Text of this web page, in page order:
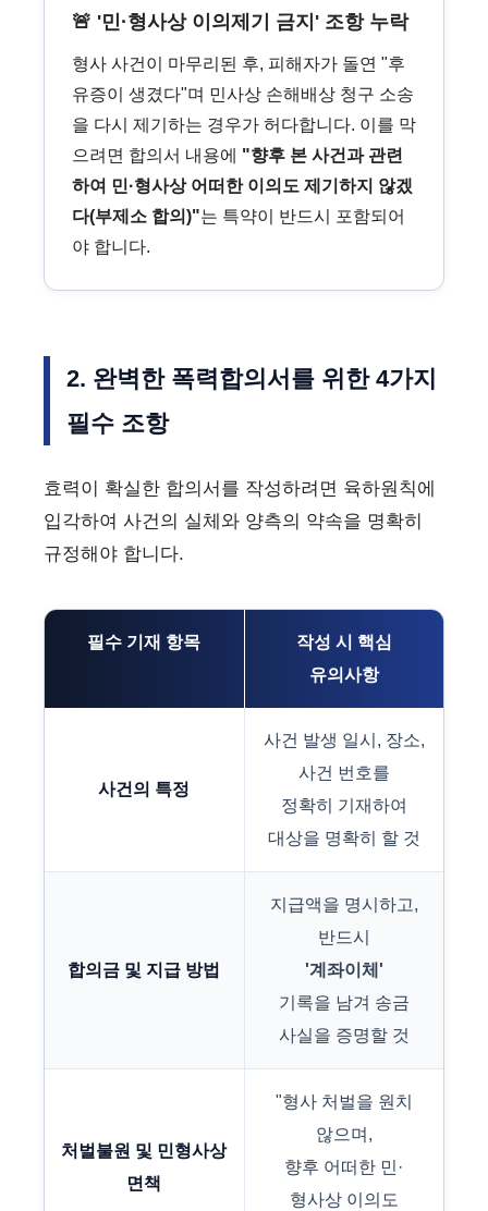
🚨 '민·형사상 이의제기 금지' 조항 누락
형사 사건이 마무리된 후, 피해자가 돌연 "후
유증이 생겼다"며 민사상 손해배상 청구 소송
을 다시 제기하는 경우가 허다합니다. 이를 막
으려면 합의서 내용에 "향후 본 사건과 관련
하여 민·형사상 어떠한 이의도 제기하지 않겠
다(부제소 합의)"는 특약이 반드시 포함되어
야 합니다.
2. 완벽한 폭력합의서를 위한 4가지
필수 조항
효력이 확실한 합의서를 작성하려면 육하원칙에
입각하여 사건의 실체와 양측의 약속을 명확히
규정해야 합니다.
필수 기재 항목
작성 시 핵심
유의사항
사건의 특정
사건 발생 일시, 장소,
사건 번호를
정확히 기재하여
대상을 명확히 할 것
합의금 및 지급 방법
지급액을 명시하고,
반드시
'계좌이체'
기록을 남겨 송금
사실을 증명할 것
처벌불원 및 민형사상
면책
"형사 처벌을 원치
않으며,
향후 어떠한 민·
형사상 이의도